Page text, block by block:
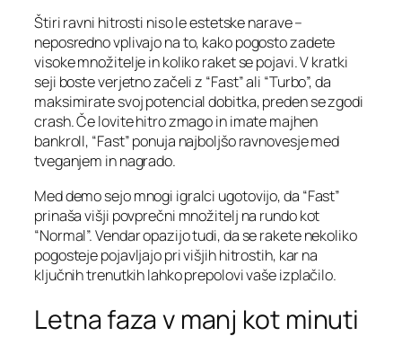
Štiri ravni hitrosti niso le estetske narave –
neposredno vplivajo na to, kako pogosto zadete
visoke množitelje in koliko raket se pojavi. V kratki
seji boste verjetno začeli z “Fast” ali “Turbo”, da
maksimirate svoj potencial dobitka, preden se zgodi
crash. Če lovite hitro zmago in imate majhen
bankroll, “Fast” ponuja najboljšo ravnovesje med
tveganjem in nagrado.
Med demo sejo mnogi igralci ugotovijo, da “Fast”
prinaša višji povprečni množitelj na rundo kot
“Normal”. Vendar opazijo tudi, da se rakete nekoliko
pogosteje pojavljajo pri višjih hitrostih, kar na
ključnih trenutkih lahko prepolovi vaše izplačilo.
Letna faza v manj kot minuti